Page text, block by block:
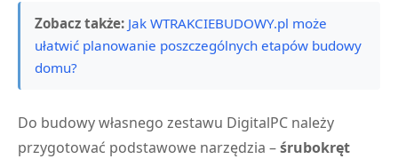
Zobacz także: Jak WTRAKCIEBUDOWY.pl może
ułatwić planowanie poszczególnych etapów budowy
domu?
Do budowy własnego zestawu DigitalPC należy
przygotować podstawowe narzędzia –śrubokręt